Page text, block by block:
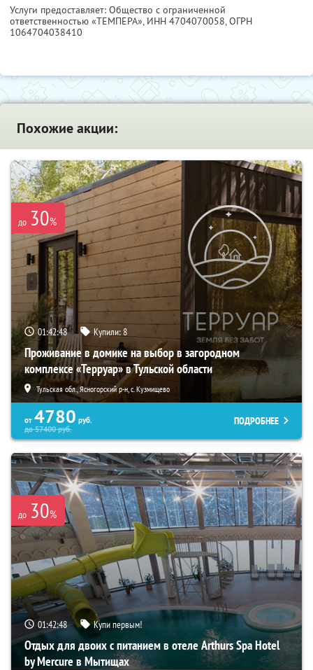
Услуги предоставляет: Общество с ограниченной
ответственностью «ТЕМПЕРА», ИНН 4704070058, ОГРН
1064704038410
Похожие акции:
до 30%
01:42:47 Купили:8
Проживание в домике на выбор в загородном
комплексе «Терруар» в Тульской области
Тульская обл., Ясногорский р-н, с. Кузмищево
от 4780 руб.
до57400руб.
ПОДРОБНЕЕ
до 30%
01:42:47 Купи первым!
Отдых для двоих с питанием в отеле Arthurs Spa Hotel
by Mercure в Мытищах